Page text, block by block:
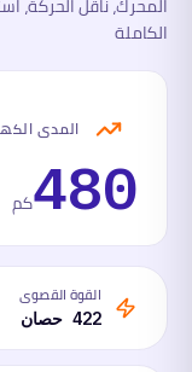
الكاملة
المدى
480كم
القوة القصوى
422 حصان